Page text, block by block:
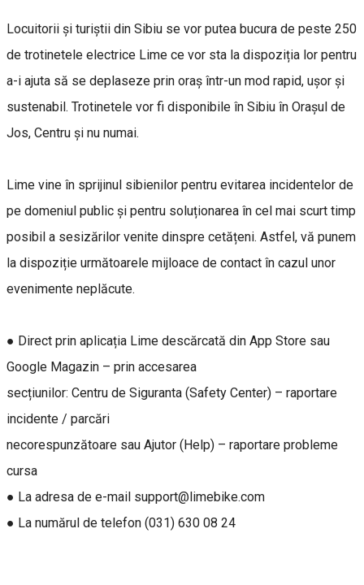
Locuitorii și turiștii din Sibiu se vor putea bucura de peste 250
de trotinetele electrice Lime ce vor sta la dispoziția lor pentru
a-i ajuta să se deplaseze prin oraș într-un mod rapid, ușor și
sustenabil. Trotinetele vor fi disponibile în Sibiu în Orașul de
Jos, Centru și nu numai.
Lime vine în sprijinul sibienilor pentru evitarea incidentelor de
pe domeniul public și pentru soluționarea în cel mai scurt timp
posibil a sesizărilor venite dinspre cetățeni. Astfel, vă punem
la dispoziție următoarele mijloace de contact în cazul unor
evenimente neplăcute.
● Direct prin aplicația Lime descărcată din App Store sau
Google Magazin – prin accesarea
secțiunilor: Centru de Siguranta (Safety Center) – raportare
incidente / parcări
necorespunzătoare sau Ajutor (Help) – raportare probleme
cursa
● La adresa de e-mail support@limebike.com
● La numărul de telefon (031) 630 08 24